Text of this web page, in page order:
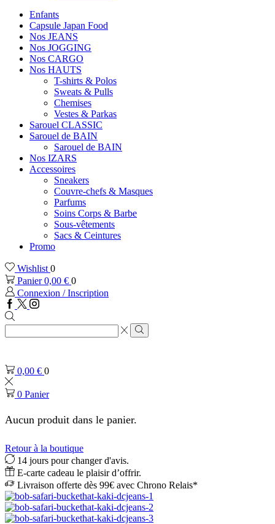
Enfants
Capsule Japan Food
Nos JEANS
Nos JOGGING
Nos CARGO
Nos HAUTS
T-shirts & Polos
Sweats & Pulls
Chemises
Vestes & Parkas
Sarouel CLASSIC
Sarouel de BAIN
Sarouel de BAIN
Nos IZARS
Accessoires
Sneakers
Couvre-chefs & Masques
Parfums
Soins Corps & Barbe
Sous-vêtements
Sacs & Ceintures
Promo
Wishlist 0
Panier0,00 € 0
Connexion / Inscription
Facebook
TwitterInstagram
Zone
de
recherche
Rechercher
0,00 € 0
0 Panier
Aucun produit dans le panier.
Retour à la boutique
14 jours pour changer d'avis.
E-carte cadeau le plaisir d’offrir.
Livraison offerte dès 99€ avec Chrono Relais*